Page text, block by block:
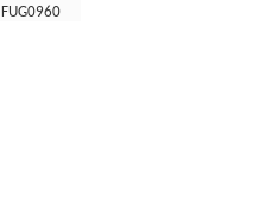
FUG0960